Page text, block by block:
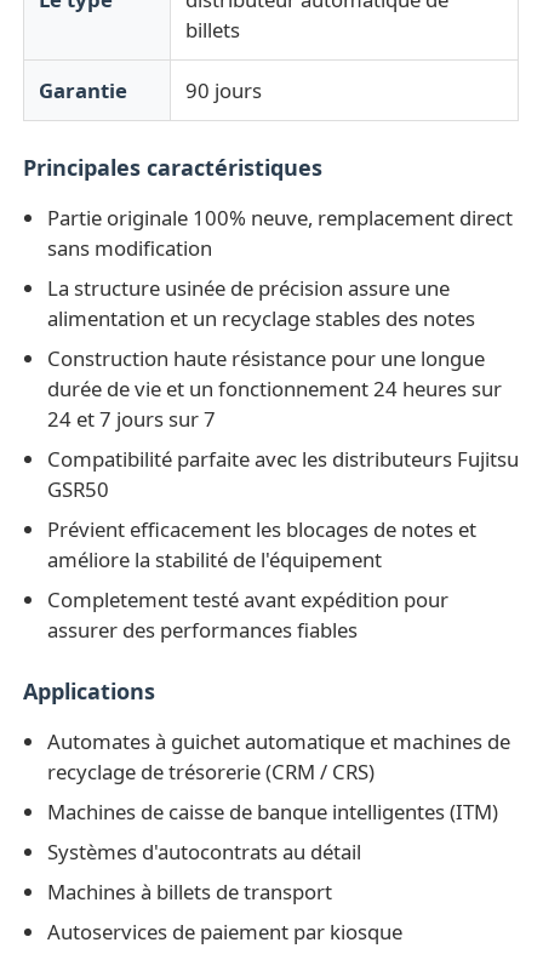
Pièces de guichet automatique Glory NMD
Parties Genmega ATM
Accepteur de factures
Tri des billets de banque
Imprimante de carte
machine à poser
Distributeur automatique de billets
Recycleur de pièces
billets
Garantie 90 jours
Principales caractéristiques
Partie originale 100% neuve, remplacement direct
sans modification
La structure usinée de précision assure une
alimentation et un recyclage stables des notes
Construction haute résistance pour une longue
durée de vie et un fonctionnement 24 heures sur
24 et 7 jours sur 7
Compatibilité parfaite avec les distributeurs Fujitsu
GSR50
Prévient efficacement les blocages de notes et
améliore la stabilité de l'équipement
Completement testé avant expédition pour
assurer des performances fiables
Applications
Automates à guichet automatique et machines de
recyclage de trésorerie (CRM / CRS)
Machines de caisse de banque intelligentes (ITM)
Systèmes d'autocontrats au détail
Machines à billets de transport
Autoservices de paiement par kiosque